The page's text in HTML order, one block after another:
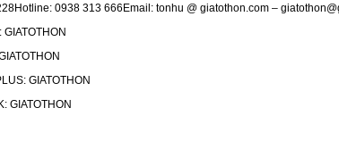
0938 313 666Email: tonhu @ giatothon.com –
GIATOTHON
GIATOTHON
GIATOTHON